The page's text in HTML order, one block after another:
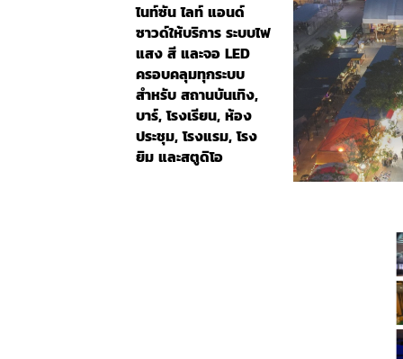
ไนท์ซัน ไลท์ แอนด์
ซาวด์ให้บริการ ระบบไฟ
แสง สี และจอ LED
ครอบคลุมทุกระบบ
สำหรับ สถานบันเทิง,
บาร์, โรงเรียน, ห้อง
ประชุม, โรงแรม, โรง
ยิม และสตูดิโอ